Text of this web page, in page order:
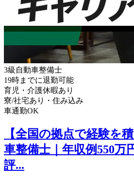
3級自動車整備士
19時までに退勤可能
育児・介護休暇あり
寮/社宅あり・住み込み
車通勤OK
【全国の拠点で経験を
車整備士｜年収例550万
評...